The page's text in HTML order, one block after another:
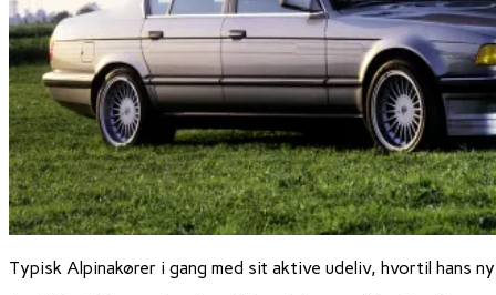
Typisk Alpinakører i gang med sit aktive udeliv, hvortil hans